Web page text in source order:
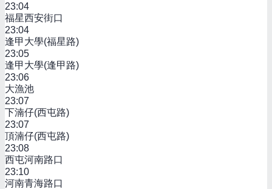
23:04
福星西安街口
23:04
逢甲大學(福星路)
23:05
逢甲大學(逢甲路)
23:06
大漁池
23:07
下湳仔(西屯路)
23:07
頂湳仔(西屯路)
23:08
西屯河南路口
23:10
河南青海路口